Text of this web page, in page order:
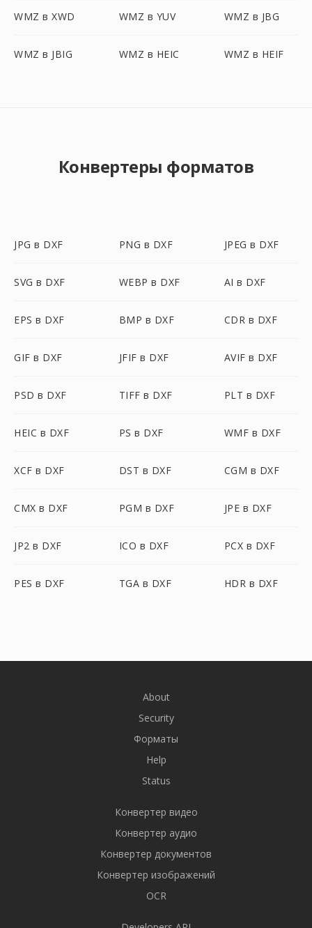
WMZ в XWD WMZ в YUV WMZ в JBG
WMZ в JBIG WMZ в HEIC WMZ в HEIF
Конвертеры форматов
JPG в DXF PNG в DXF JPEG в DXF
SVG в DXF WEBP в DXF AI в DXF
EPS в DXF BMP в DXF CDR в DXF
GIF в DXF JFIF в DXF AVIF в DXF
PSD в DXF TIFF в DXF PLT в DXF
HEIC в DXF PS в DXF WMF в DXF
XCF в DXF DST в DXF CGM в DXF
CMX в DXF PGM в DXF JPE в DXF
JP2 в DXF ICO в DXF PCX в DXF
PES в DXF TGA в DXF HDR в DXF
About
Security
Форматы
Help
Status
Конвертер видео
Конвертер аудио
Конвертер документов
Конвертер изображений
OCR